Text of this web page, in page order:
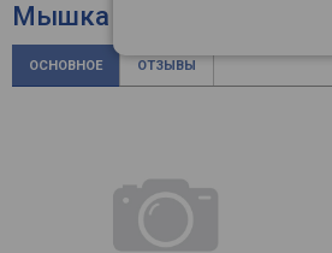
Мышка Xiaomi Mi
ОСНОВНОЕ ОТЗЫВЫ